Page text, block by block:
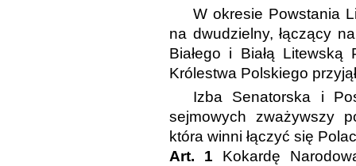
W okresie Powstania
na dwudzielny, łączący
Białego i Białą
Królestwa Polskiego
Izba Senatorska i
sejmowych zważywszy
która winni łączyć się
Art. 1 Kokardę